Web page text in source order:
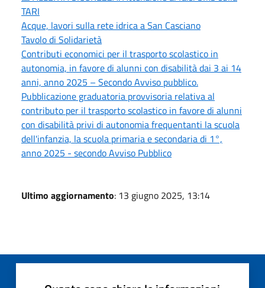
TARI
Acque, lavori sulla rete idrica a San Casciano
Tavolo di Solidarietà
Contributi economici per il trasporto scolastico in
autonomia, in favore di alunni con disabilità dai 3 ai 14
anni, anno 2025 – Secondo Avviso pubblico.
Pubblicazione graduatoria provvisoria relativa al
contributo per il trasporto scolastico in favore di alunni
con disabilità privi di autonomia frequentanti la scuola
dell'infanzia, la scuola primaria e secondaria di 1°,
anno 2025 - secondo Avviso Pubblico
Ultimo aggiornamento: 13 giugno 2025, 13:14